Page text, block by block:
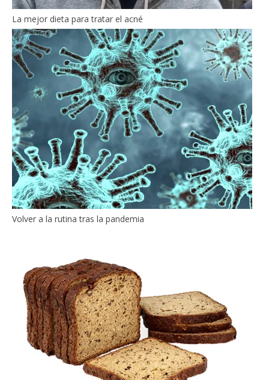
La mejor dieta para tratar el acné
Volver a la rutina tras la pandemia